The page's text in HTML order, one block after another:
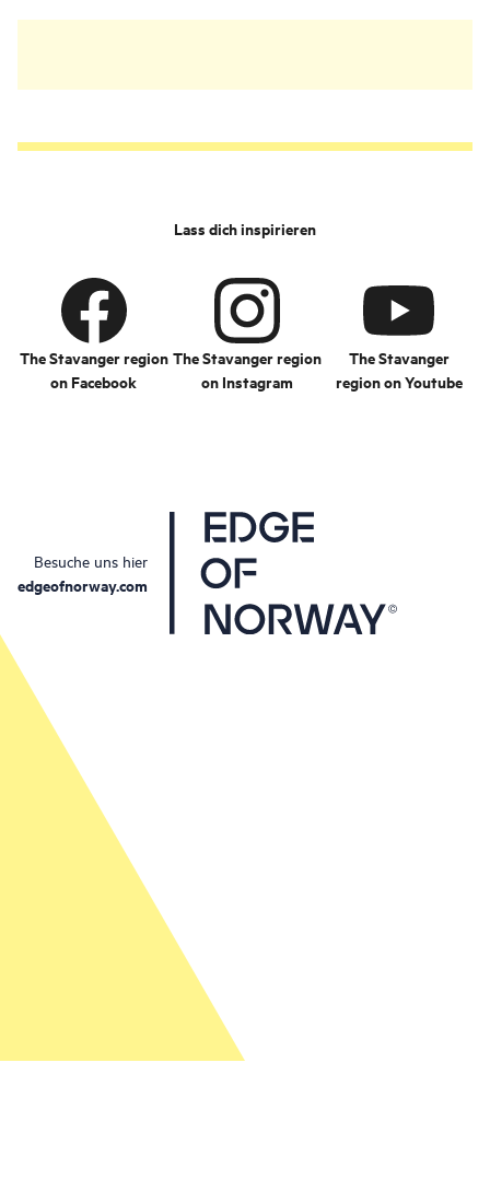
Lass dich inspirieren
The Stavanger region
on Facebook
The Stavanger region
on Instagram
The Stavanger
region on Youtube
Besuche uns hier
edgeofnorway.com